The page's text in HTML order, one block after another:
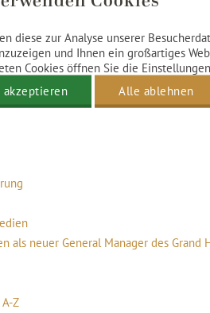
Eintrittspreise
als neuer General Manager des
Z
diese zur Analyse unserer
und Ihnen ein großartiges
Cookies öffnen Sie die
akzeptieren
Alle ablehnen